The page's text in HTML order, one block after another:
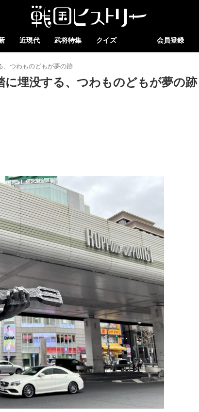
近現代 武将特集 クイズ 会員登録
、つわものどもが夢の跡
に埋没する、つわものどもが夢の跡